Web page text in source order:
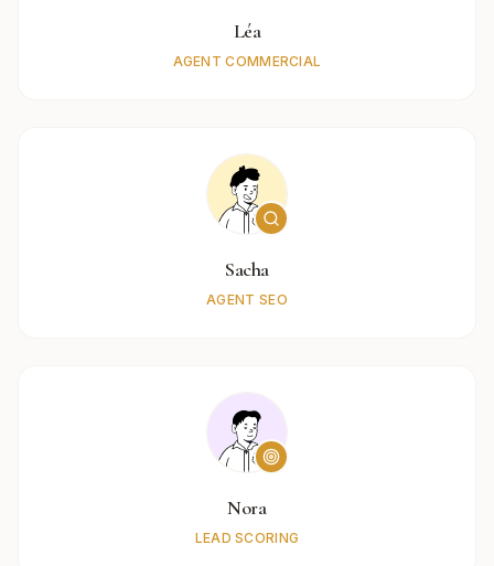
Léa
AGENT COMMERCIAL
Sacha
AGENT SEO
Nora
LEAD SCORING